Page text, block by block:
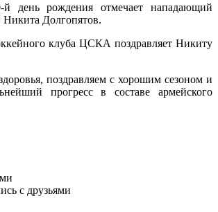
й день рождения отмечает нападающий
Долгопятов.
клуба ЦСКА поздравляет Никиту
поздравляем с хорошим сезоном и
прогресс в составе армейского
c друзьями